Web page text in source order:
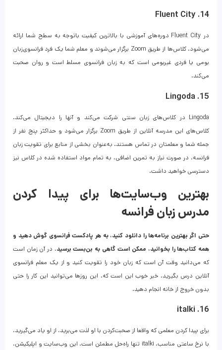
14. Fluent City
در Fluent City دوره‌های آموزشی با بالاترین کیفیت باتوجه به سطح شما ارائه
می‌شود. کلاس‌ها از طریق Zoom برگزار می‌شوند و معلم شما یک فرد فرانسوی‌زبان
بومی یا فردی غیربومی است که به زبان فرانسوی مسلط است و روان صحبت
می‌کند.
15. Lingoda
Lingoda در کلاس‌های زبان سنتی شرکت می‌کند و آنها را دیجیتال می‌کند.
کلاس‌های این مدرسه آنلاین از طریق Zoom برگزار می‌شود و حداکثر پنج نفر از
جمله شما و معلمتان در تماس هستند. به‌عنوان بخشی از منابع برای تقویت زبان
فرانسه، در صورت نیاز به تمرین اضافی، به تمام مواد استفاده شده در کلاس نیز
دسترسی خواهید داشت.
بهترین وب‌سایت‌ها برای پیدا کردن
مدرس زبان فرانسه
حتی اگر بهترین برنامه‌ها را دانلود کنید، به هر پادکست فرانسوی گوش دهید و
همه کتاب‌ها را بخوانید، ممکن است گاهی به بن‌بست برسید. در آن زمان است
که می‌دانید وقت آن است که زبان خود را تقویت کنید و از یک معلم فرانسوی
آنلاین درس بگیرید. خبر خوب این است که، این روزها می‌توانید این کار را حتی
بدون خروج از خانه انجام دهید.
16. italki
برای پیدا کردن معلمی که واقعا از صحبت‌کردن با او لذت می‌برید، از او یاد می‌گیرید،
با نرخ ساعتی مناسب، italki تنها راه‌حل مطمئن است. این وب‌سایت و اپلیکیشن،